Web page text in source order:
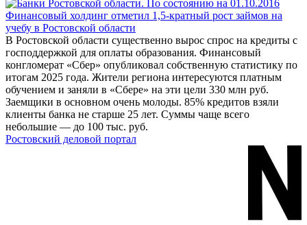
Финансовый холдинг отметил 1,5-кратный рост займов на
учебу в Ростовской области
В Ростовской области существенно вырос спрос на кредиты с
господдержкой для оплаты образования. Финансовый
конгломерат «Сбер» опубликовал собственную статистику по
итогам 2025 года. Жители региона интересуются платным
обучением и заняли в «Сбере» на эти цели 330 млн руб.
Заемщики в основном очень молоды. 85% кредитов взяли
клиенты банка не старше 25 лет. Суммы чаще всего
небольшие — до 100 тыс. руб.
Ростовский деловой портал